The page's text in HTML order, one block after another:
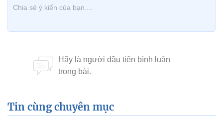
Tin cùng chuyên mục